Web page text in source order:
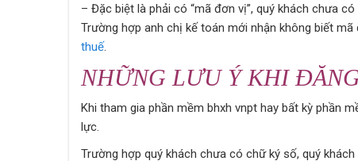
– Đặc biệt là phải có “mã đơn vị”, quý khách chưa
Trường hợp anh chị kế toán mới nhận không biết
thuế.
NHỮNG LƯU Ý KHI
Khi tham gia phần mềm bhxh vnpt hay bất kỳ phần
lực.
Trường hợp quý khách chưa có chữ ký số, quý